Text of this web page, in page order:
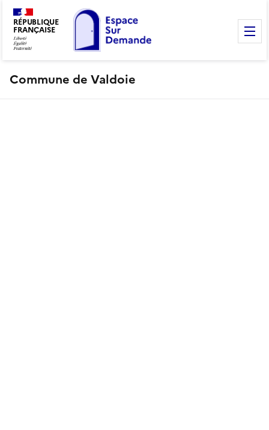
RÉPUBLIQUE
FRANÇAISE
Commune de Valdoie